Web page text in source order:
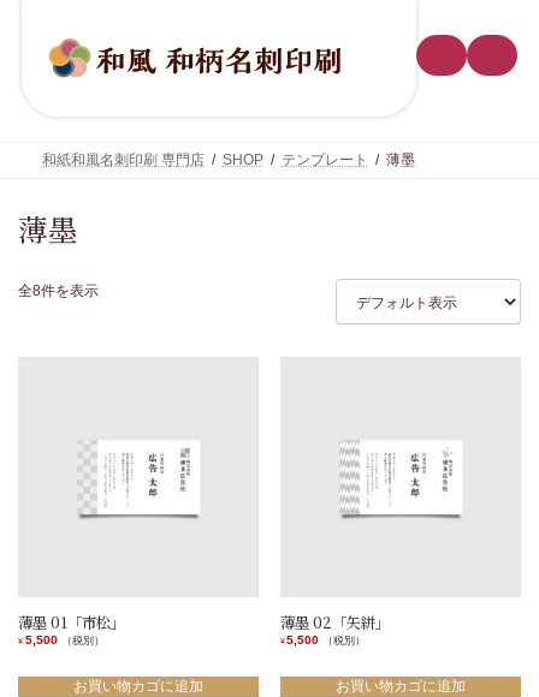
和紙和風名刺印刷 専門店 SHOP テンプレート 薄墨
薄墨
全8件を表示
薄墨 01「市松」
¥ 5,500 （税別）
お買い物カゴに追加
薄墨 02「矢絣」
¥5,500 （税別）
お買い物カゴに追加